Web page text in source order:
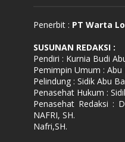
Penerbit : PT Warta
SUSUNAN REDAKSI :
Pendiri : Kurnia Budi
Pemimpin Umum : Abu
Pelindung : Sidik Abu
Penasehat Hukum :
Penasehat Redaksi :
NAFRI, SH.
Nafri,SH.